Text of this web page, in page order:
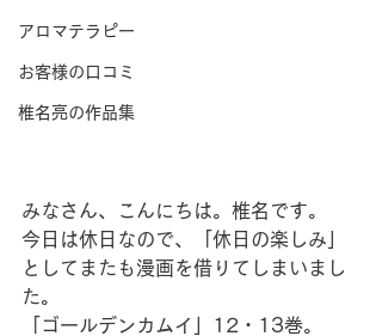
アロマテラピー
お客様の口コミ
椎名亮の作品集
みなさん、こんにちは。椎名です。
今日は休日なので、「休日の楽しみ」
としてまたも漫画を借りてしまいまし
た。
「ゴールデンカムイ」12・13巻。